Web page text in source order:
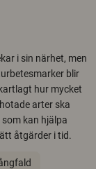
i sin närhet, men
blir
hur mycket
arter ska
kan hjälpa
åtgärder i tid.